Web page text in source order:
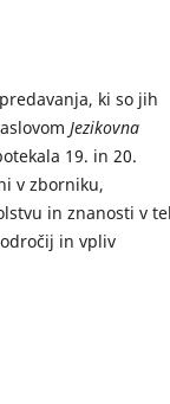
ki so jih
Jezikovna
19. in 20.
v zborniku,
in znanosti v
in vpliv